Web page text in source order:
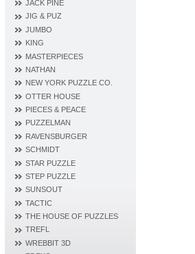
JACK PINE
JIG & PUZ
JUMBO
KING
MASTERPIECES
NATHAN
NEW YORK PUZZLE CO.
OTTER HOUSE
PIECES & PEACE
PUZZELMAN
RAVENSBURGER
SCHMIDT
STAR PUZZLE
STEP PUZZLE
SUNSOUT
TACTIC
THE HOUSE OF PUZZLES
TREFL
WREBBIT 3D